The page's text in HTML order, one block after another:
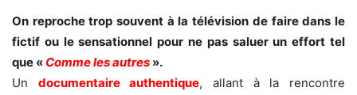
On reproche trop souvent à la télévision de faire dans le
fictif ou le sensationnel pour ne pas saluer un effort tel
que « Comme les autres ».
Un documentaire authentique, allant à la rencontre